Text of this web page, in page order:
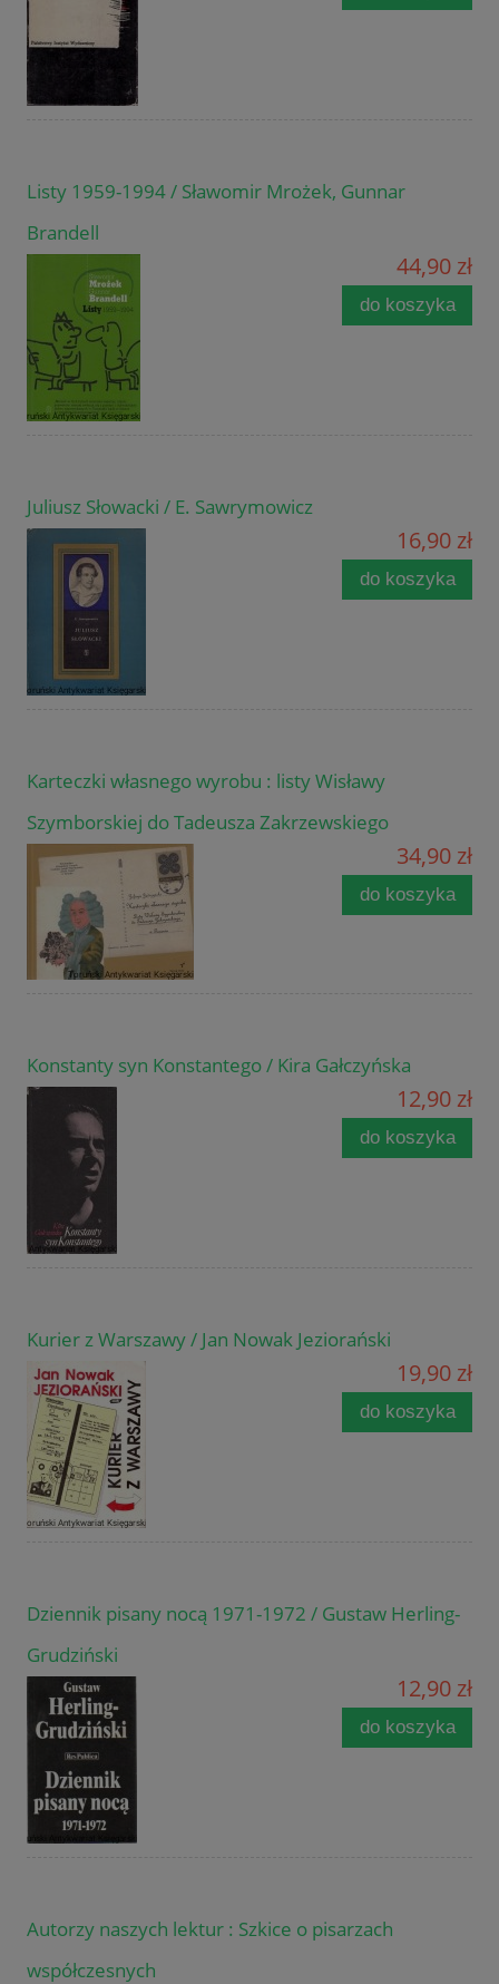
Listy 1959-1994 / Sławomir Mrożek, Gunnar
Brandell
44,90 zł
do koszyka
Juliusz Słowacki / E. Sawrymowicz
16,90 zł
do koszyka
Karteczki własnego wyrobu : listy Wisławy
Szymborskiej do Tadeusza Zakrzewskiego
34,90 zł
do koszyka
Konstanty syn Konstantego / Kira Gałczyńska
12,90 zł
do koszyka
Kurier z Warszawy / Jan Nowak Jeziorański
19,90 zł
do koszyka
Dziennik pisany nocą 1971-1972 / Gustaw Herling-
Grudziński
12,90 zł
do koszyka
Autorzy naszych lektur : Szkice o pisarzach
współczesnych